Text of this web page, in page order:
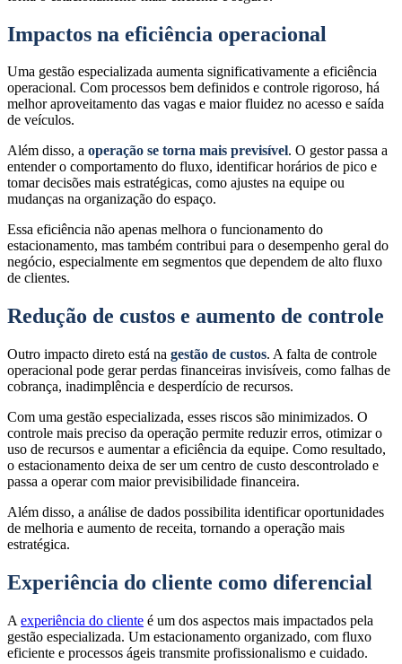
Impactos na eficiência operacional
Uma gestão especializada aumenta significativamente a eficiência
operacional. Com processos bem definidos e controle rigoroso, há
melhor aproveitamento das vagas e maior fluidez no acesso e saída
de veículos.
Além disso, a operação se torna mais previsível. O gestor passa a
entender o comportamento do fluxo, identificar horários de pico e
tomar decisões mais estratégicas, como ajustes na equipe ou
mudanças na organização do espaço.
Essa eficiência não apenas melhora o funcionamento do
estacionamento, mas também contribui para o desempenho geral do
negócio, especialmente em segmentos que dependem de alto fluxo
de clientes.
Redução de custos e aumento de controle
Outro impacto direto está na gestão de custos. A falta de controle
operacional pode gerar perdas financeiras invisíveis, como falhas de
cobrança, inadimplência e desperdício de recursos.
Com uma gestão especializada, esses riscos são minimizados. O
controle mais preciso da operação permite reduzir erros, otimizar o
uso de recursos e aumentar a eficiência da equipe. Como resultado,
o estacionamento deixa de ser um centro de custo descontrolado e
passa a operar com maior previsibilidade financeira.
Além disso, a análise de dados possibilita identificar oportunidades
de melhoria e aumento de receita, tornando a operação mais
estratégica.
Experiência do cliente como diferencial
A experiência do cliente é um dos aspectos mais impactados pela
gestão especializada. Um estacionamento organizado, com fluxo
eficiente e processos ágeis transmite profissionalismo e cuidado.